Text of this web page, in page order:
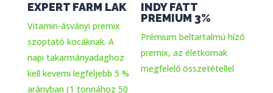
EXPERT FARM LAK
Vitamin-ásványi premix
szoptató kocáknak. A
napi takarmányadaghoz
kell keverni legfeljebb 5 %
arányban (1 tonnához 50
INDY FATT
PREMIUM 3%
Prémium beltartalmú hízó
premix, az életkornak
megfelelő összetétellel